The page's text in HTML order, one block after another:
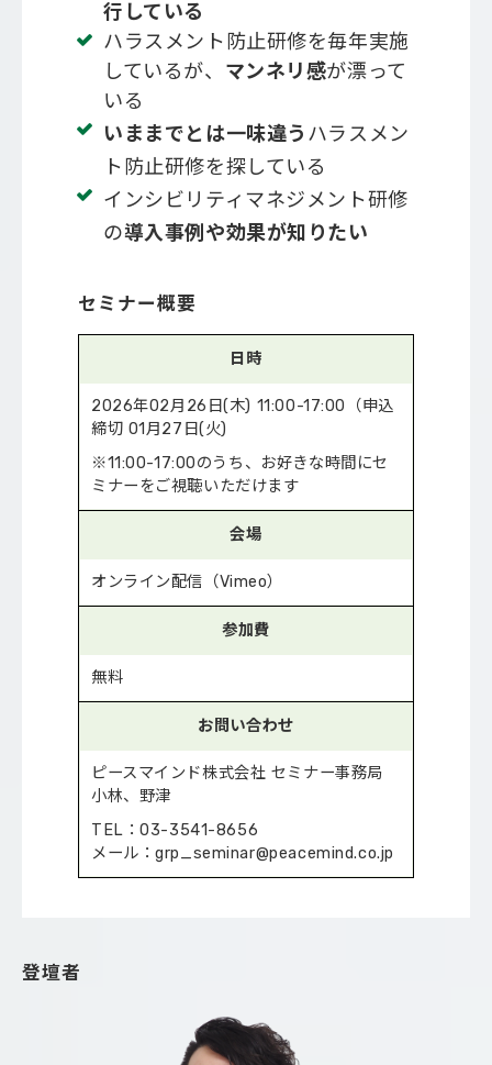
行 している
ハラスメント防止研修を毎年実施
しているが、 マンネリ感が漂って
いる
いままでとは一味違う ハラスメン
ト防止研修を探している
インシビリティマネジメント研修
の導入事例や効果が知りたい
セミナー概要
日時
2026年02月26日(木) 11:00-17:00（申込
締切 01月27日(火)
※11:00-17:00のうち、お好きな時間にセ
ミナーをご視聴いただけます
会場
オンライン配信（Vimeo）
参加費
無料
お問い合わせ
ピースマインド株式会社 セミナー事務局
小林、野津
TEL：03-3541-8656
メール：grp_seminar@peacemind.co.jp
登壇者